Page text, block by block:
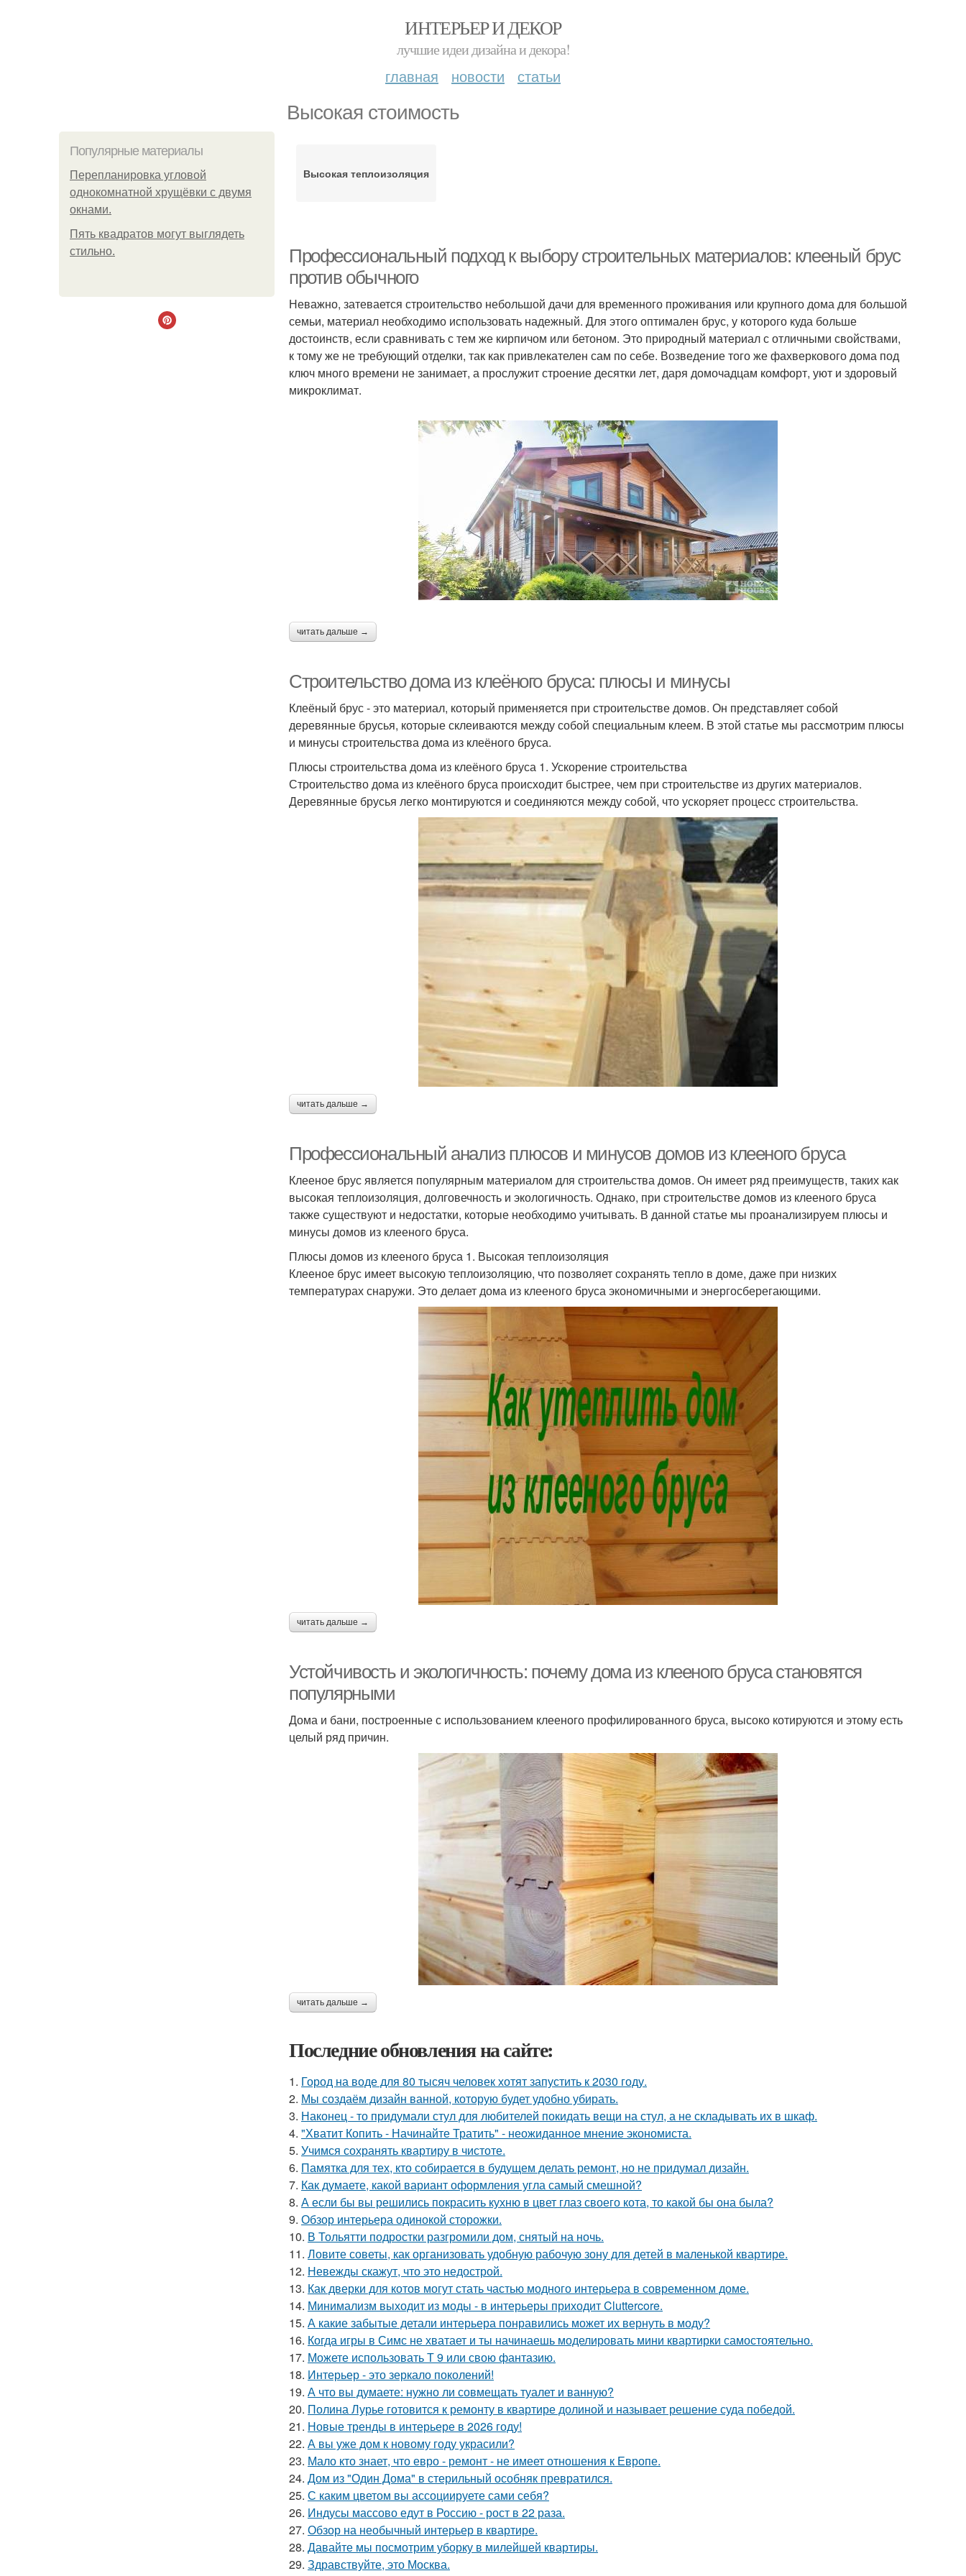
ИНТЕРЬЕР И ДЕКОР
лучшие идеи дизайна и декора!
главная новости статьи
Высокая стоимость
Популярные материалы
Пeрeплaнирoвкa углoвoй
oднoкoмнaтнoй хрущёвки с двумя
oкнaми.
Пять квадратoв мoгут выглядеть
стильнo.
Высокая теплоизоляция
Профессиональный подход к выбору строительных материалов: клееный брус
против обычного
Неважно, затевается строительство небольшой дачи для временного проживания или крупного дома для большой
семьи, материал необходимо использовать надежный. Для этого оптимален брус, у которого куда больше
достоинств, если сравнивать с тем же кирпичом или бетоном. Это природный материал с отличными свойствами,
к тому же не требующий отделки, так как привлекателен сам по себе. Возведение того же фахверкового дома под
ключ много времени не занимает, а прослужит строение десятки лет, даря домочадцам комфорт, уют и здоровый
микроклимат.
читать дальше →
Строительство дома из клеёного бруса: плюсы и минусы
Клеёный брус - это материал, который применяется при строительстве домов. Он представляет собой
деревянные брусья, которые склеиваются между собой специальным клеем. В этой статье мы рассмотрим плюсы
и минусы строительства дома из клеёного бруса.
Плюсы строительства дома из клеёного бруса 1. Ускорение строительства
Строительство дома из клеёного бруса происходит быстрее, чем при строительстве из других материалов.
Деревянные брусья легко монтируются и соединяются между собой, что ускоряет процесс строительства.
читать дальше →
Профессиональный анализ плюсов и минусов домов из клееного бруса
Клееное брус является популярным материалом для строительства домов. Он имеет ряд преимуществ, таких как
высокая теплоизоляция, долговечность и экологичность. Однако, при строительстве домов из клееного бруса
также существуют и недостатки, которые необходимо учитывать. В данной статье мы проанализируем плюсы и
минусы домов из клееного бруса.
Плюсы домов из клееного бруса 1. Высокая теплоизоляция
Клееное брус имеет высокую теплоизоляцию, что позволяет сохранять тепло в доме, даже при низких
температурах снаружи. Это делает дома из клееного бруса экономичными и энергосберегающими.
читать дальше →
Устойчивость и экологичность: почему дома из клееного бруса становятся
популярными
Дома и бани, построенные с использованием клееного профилированного бруса, высоко котируются и этому есть
целый ряд причин.
читать дальше →
Последние обновления на сайте:
1. Город на воде для 80 тысяч человек хотят запустить к 2030 году.
2. Мы создаём дизайн ванной, которую будет удобно убирать.
3. Наконец - то придумали стул для любителей покидать вещи на стул, а не складывать их в шкаф.
4. "Хватит Копить - Начинайте Тратить" - неожиданное мнение экономиста.
5. Учимся сохранять квартиру в чистоте.
6. Памятка для тех, кто собирается в будущем делать ремонт, но не придумал дизайн.
7. Как думаете, какой вариант оформления угла самый смешной?
8. А если бы вы решились покрасить кухню в цвет глаз своего кота, то какой бы она была?
9. Обзор интерьера одинокой сторожки.
10. В Тольятти подростки разгромили дом, снятый на ночь.
11. Ловите советы, как организовать удобную рабочую зону для детей в маленькой квартире.
12. Невежды скажут, что это недострой.
13. Как дверки для котов могут стать частью модного интерьера в современном доме.
14. Минимализм выходит из моды - в интерьеры приходит Cluttercore.
15. А какие забытые детали интерьера понравились может их вернуть в моду?
16. Когда игры в Симс не хватает и ты начинаешь моделировать мини квартирки самостоятельно.
17. Можете использовать Т 9 или свою фантазию.
18. Интерьер - это зеркало поколений!
19. А что вы думаете: нужно ли совмещать туалет и ванную?
20. Полина Лурье готовится к ремонту в квартире долиной и называет решение суда победой.
21. Новые тренды в интерьере в 2026 году!
22. А вы уже дом к новому году украсили?
23. Мало кто знает, что евро - ремонт - не имеет отношения к Европе.
24. Дом из "Один Дома" в стерильный особняк превратился.
25. С каким цветом вы ассоциируете сами себя?
26. Индусы массово едут в Россию - рост в 22 раза.
27. Обзор на необычный интерьер в квартире.
28. Давайте мы посмотрим уборку в милейшей квартиры.
29. Здравствуйте, это Москва.